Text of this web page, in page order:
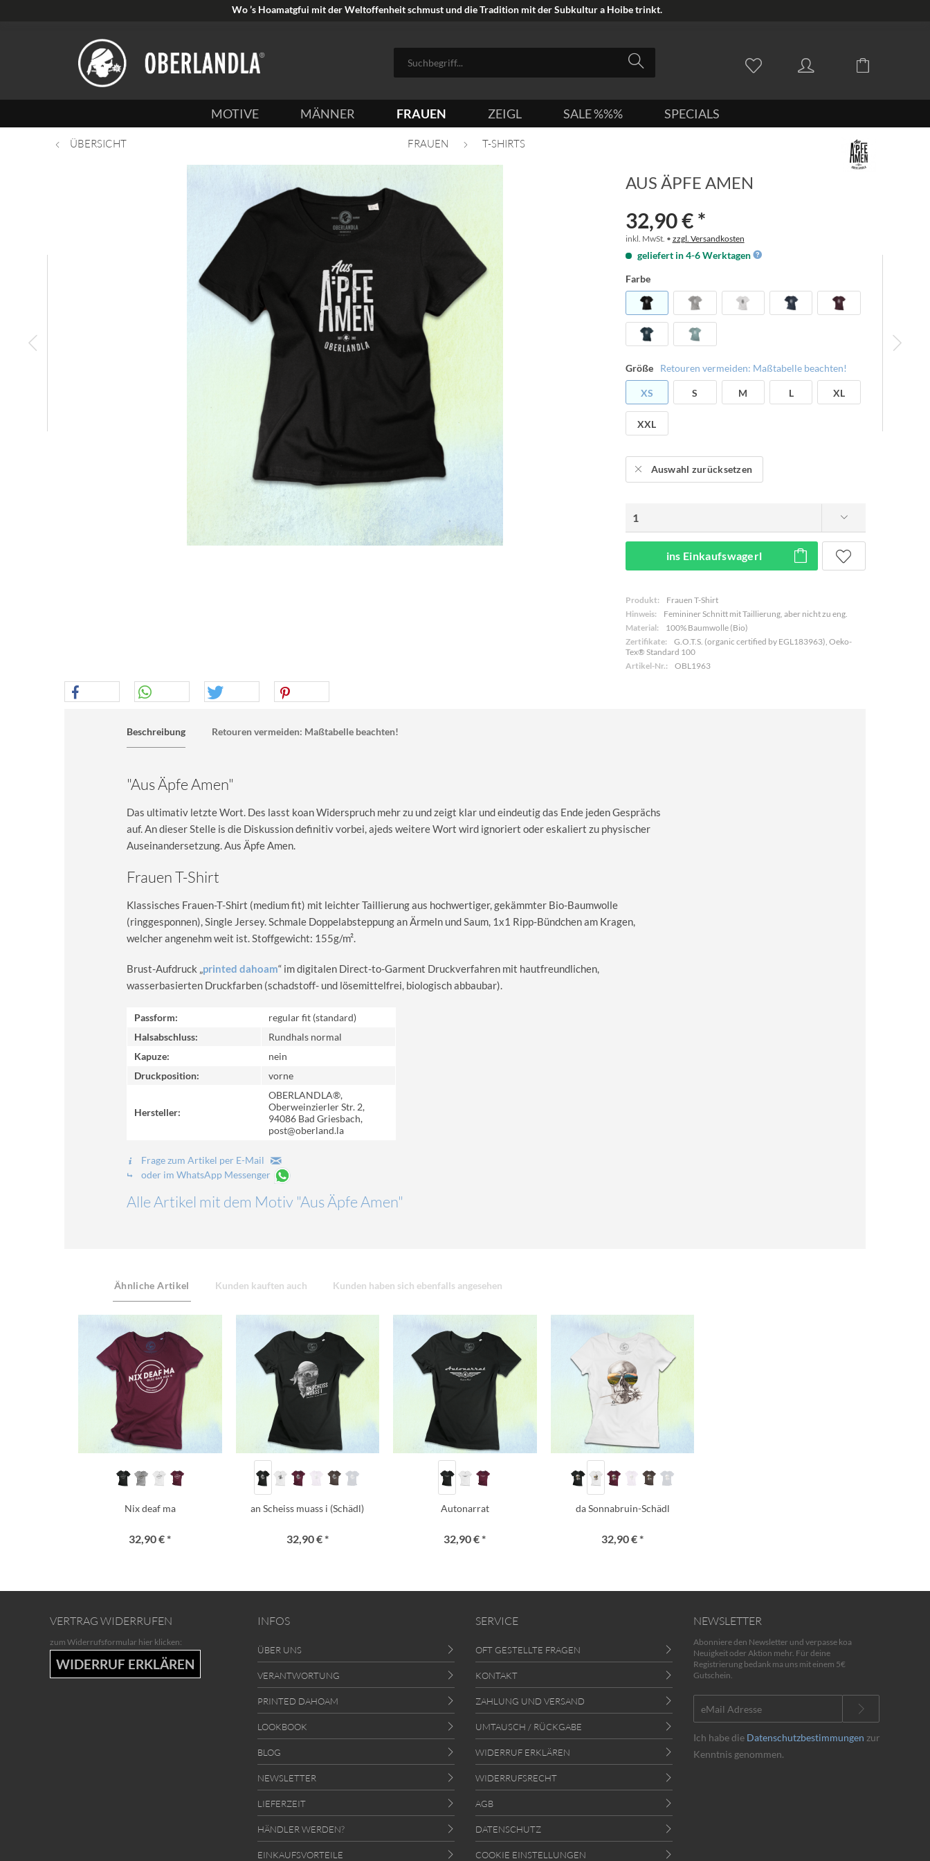
Wo ’s Hoamatgfui mit der Weltoffenheit schmust und die Tradition mit der Subkultur a Hoibe trinkt.
MOTIVE MÄNNER FRAUEN ZEIGL SALE %%% SPECIALS
ÜBERSICHT FRAUEN T-SHIRTS
AUS ÄPFE AMEN
32,90 € *
inkl. MwSt. • zzgl. Versandkosten
geliefert in 4-6 Werktagen
Farbe
Größe Retouren vermeiden: Maßtabelle beachten!
XS S M L XL
XXL
Auswahl zurücksetzen
ins Einkaufswagerl
Produkt:
Frauen T-Shirt
Hinweis:
Femininer Schnitt mit Taillierung, aber nicht zu eng.
Material:
100% Baumwolle (Bio)
Zertifikate:
G.O.T.S. (organic certified by EGL183963), Oeko-
Tex® Standard 100
Artikel-Nr.:
OBL1963
Beschreibung Retouren vermeiden: Maßtabelle beachten!
"Aus Äpfe Amen"
Das ultimativ letzte Wort. Des lasst koan Widerspruch mehr zu und zeigt klar und eindeutig das Ende jeden Gesprächs
auf. An dieser Stelle is die Diskussion definitiv vorbei, ajeds weitere Wort wird ignoriert oder eskaliert zu physischer
Auseinandersetzung. Aus Äpfe Amen.
Frauen T-Shirt
Klassisches Frauen-T-Shirt (medium fit) mit leichter Taillierung aus hochwertiger, gekämmter Bio-Baumwolle
(ringgesponnen), Single Jersey. Schmale Doppelabsteppung an Ärmeln und Saum, 1x1 Ripp-Bündchen am Kragen,
welcher angenehm weit ist. Stoffgewicht: 155g/m².
Brust-Aufdruck „printed dahoam“ im digitalen Direct-to-Garment Druckverfahren mit hautfreundlichen,
wasserbasierten Druckfarben (schadstoff- und lösemittelfrei, biologisch abbaubar).
Passform:
regular fit (standard)
Halsabschluss:
Rundhals normal
Kapuze:
nein
Druckposition:
vorne
Hersteller:
OBERLANDLA®,
Oberweinzierler Str. 2,
94086 Bad Griesbach,
post@oberland.la
Frage zum Artikel per E-Mail
oder im WhatsApp Messenger
Alle Artikel mit dem Motiv "Aus Äpfe Amen"
Ähnliche Artikel Kunden kauften auch Kunden haben sich ebenfalls angesehen
Nix deaf ma
32,90 € *
an Scheiss muass i (Schädl)
32,90 € *
Autonarrat
32,90 € *
da Sonnabruin-Schädl
32,90 € *
VERTRAG WIDERRUFEN
zum Widerrufsformular hier klicken:
WIDERRUF ERKLÄREN
INFOS
ÜBER UNS
VERANTWORTUNG
PRINTED DAHOAM
LOOKBOOK
BLOG
NEWSLETTER
LIEFERZEIT
HÄNDLER WERDEN?
EINKAUFSVORTEILE
SERVICE
OFT GESTELLTE FRAGEN
KONTAKT
ZAHLUNG UND VERSAND
UMTAUSCH / RÜCKGABE
WIDERRUF ERKLÄREN
WIDERRUFSRECHT
AGB
DATENSCHUTZ
COOKIE EINSTELLUNGEN
NEWSLETTER
Abonniere den Newsletter und verpasse koa
Neuigkeit oder Aktion mehr. Für deine
Registrierung bedank ma uns mit einem 5€
Gutschein.
Ich habe die Datenschutzbestimmungen zur
Kenntnis genommen.